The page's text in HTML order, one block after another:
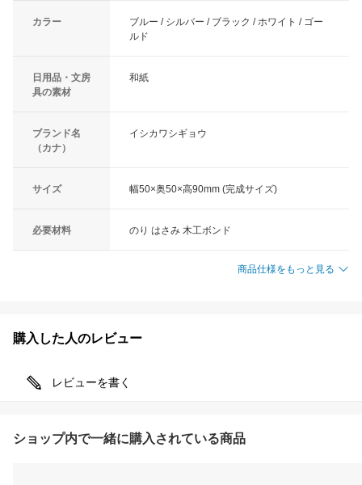
カラー
ブルー / シルバー / ブラック / ホワイト / ゴー
ルド
日用品・文房
具の素材
和紙
ブランド名
（カナ）
イシカワシギョウ
サイズ 幅50×奥50×高90mm (完成サイズ)
必要材料 のり はさみ 木工ボンド
商品仕様をもっと見る
購入した人のレビュー
レビューを書く
ショップ内で一緒に購入されている商品